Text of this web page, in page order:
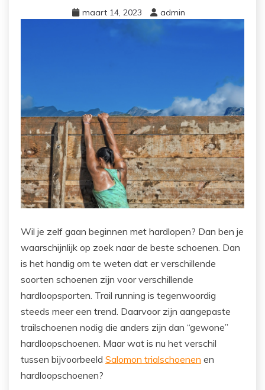
maart 14, 2023 admin
Wil je zelf gaan beginnen met hardlopen? Dan ben je
waarschijnlijk op zoek naar de beste schoenen. Dan
is het handig om te weten dat er verschillende
soorten schoenen zijn voor verschillende
hardloopsporten. Trail running is tegenwoordig
steeds meer een trend. Daarvoor zijn aangepaste
trailschoenen nodig die anders zijn dan “gewone”
hardloopschoenen. Maar wat is nu het verschil
tussen bijvoorbeeld Salomon trialschoenen en
hardloopschoenen?